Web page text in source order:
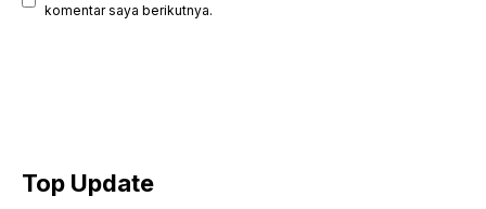
komentar saya berikutnya.
Top Update